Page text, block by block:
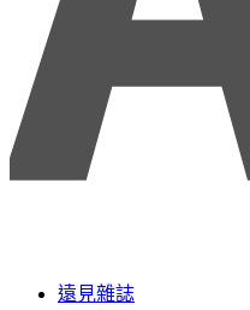
遠見雜誌